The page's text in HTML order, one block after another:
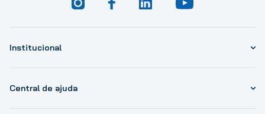
Institucional
Central de ajuda